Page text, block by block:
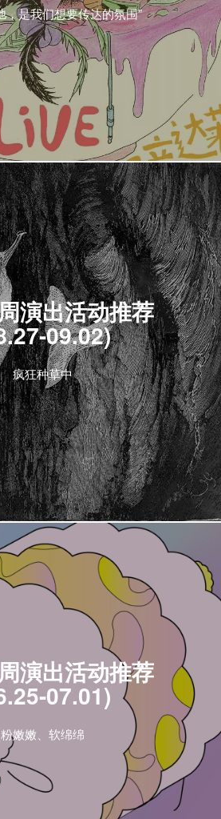
，是我们想要传达的氛围”
演出活动推荐
09.02)
疯狂种草中
演出活动推荐
07.01)
粉嫩嫩、软绵绵